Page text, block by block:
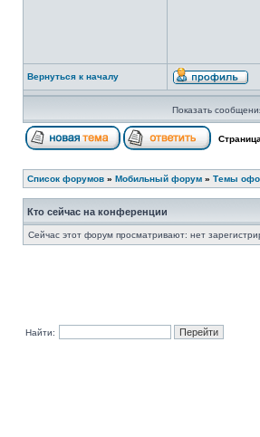
Вернуться к началу
Показать
Страница
Список форумов » Мобильный форум » Темы
Кто сейчас на конференции
Сейчас этот форум просматривают: нет
Найти: